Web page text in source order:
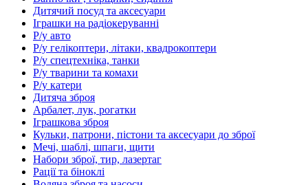
Дитячий посуд та аксесуари
Іграшки на радіокеруванні
Р/у авто
Р/у гелікоптери, літаки, квадрокоптери
Р/у спецтехніка, танки
Р/у тварини та комахи
Р/у катери
Дитяча зброя
Арбалет, лук, рогатки
Іграшкова зброя
Кульки, патрони, пістони та аксесуари до зброї
Мечі, шаблі, шпаги, щити
Набори зброї, тир, лазертаг
Рації та біноклі